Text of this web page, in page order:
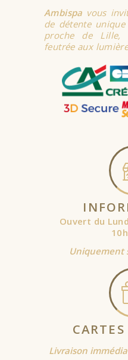
Ambispa vous
de détente
proche de Lille,
feutrée aux
Ouvert du
Uniquement
Livraison